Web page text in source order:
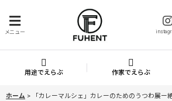
メニュー
用途でえらぶ 作家でえらぶ
ホーム > 「カレーマルシェ」カレーのためのうつわ展ー